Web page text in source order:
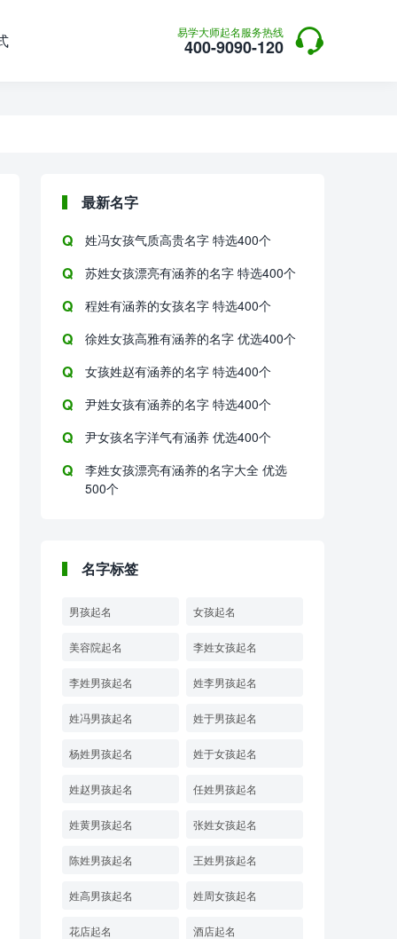
易学大师起名服务热线
400-9090-120 
最新名字
姓冯女孩气质高贵名字 特选400个
苏姓女孩漂亮有涵养的名字 特选400个
程姓有涵养的女孩名字 特选400个
徐姓女孩高雅有涵养的名字 优选400个
女孩姓赵有涵养的名字 特选400个
尹姓女孩有涵养的名字 特选400个
尹女孩名字洋气有涵养 优选400个
李姓女孩漂亮有涵养的名字大全 优选
500个
名字标签
男孩起名 女孩起名
美容院起名 李姓女孩起名
李姓男孩起名 姓李男孩起名
姓冯男孩起名 姓于男孩起名
杨姓男孩起名 姓于女孩起名
姓赵男孩起名 任姓男孩起名
姓黄男孩起名 张姓女孩起名
陈姓男孩起名 王姓男孩起名
姓高男孩起名 姓周女孩起名
花店起名 酒店起名